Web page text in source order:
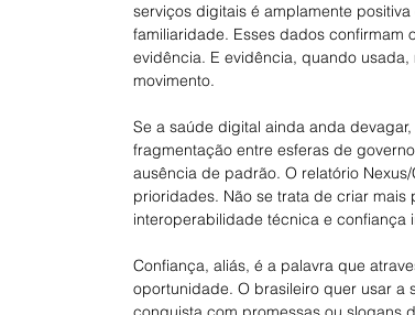
serviços digitais é amplamente
familiaridade. Esses dados confirmam
evidência. E evidência, quando
movimento.
Se a saúde digital ainda anda
fragmentação entre esferas de
ausência de padrão. O relatório
prioridades. Não se trata de criar mais
interoperabilidade técnica e confiança
Confiança, aliás, é a palavra que
oportunidade. O brasileiro quer usar a